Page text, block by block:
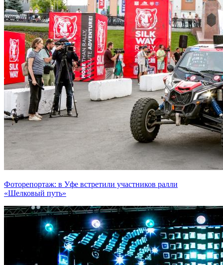
Фоторепортаж: в Уфе встретили участников ралли
«Шелковый путь»